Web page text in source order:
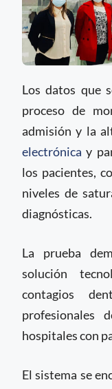
Los datos que
proceso de
admisión y la
electrónica y
los pacientes,
niveles de
diagnósticas.
La prueba
solución
contagios
profesionales
hospitales con
El sistema se